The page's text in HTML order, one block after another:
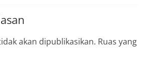
akan dipublikasikan. Ruas yang